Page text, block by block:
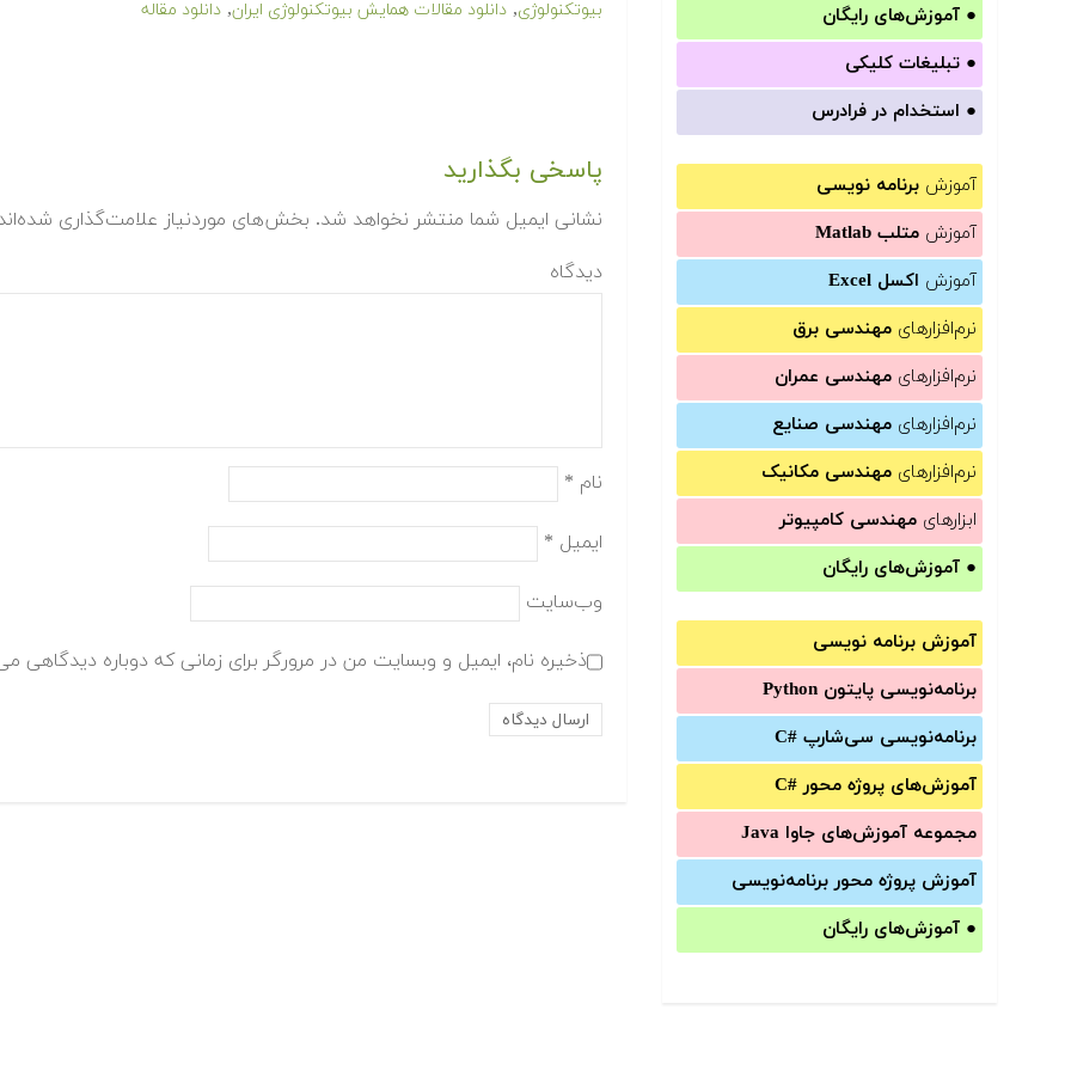
● آموزش‌های رایگان
● تبلیغات کلیکی
● استخدام در فرادرس
آموزش برنامه نویسی
آموزش متلب Matlab
آموزش اکسل Excel
نرم‌افزارهای مهندسی برق
نرم‌افزارهای مهندسی عمران
نرم‌افزارهای مهندسی صنایع
نرم‌افزارهای مهندسی مکانیک
ابزارهای مهندسی کامپیوتر
● آموزش‌های رایگان
آموزش برنامه نویسی
برنامه‌نویسی پایتون Python
برنامه‌‌نویسی سی‌شارپ C#‎
آموزش‌های پروژه محور #C
مجموعه آموزش‌های جاوا Java
آموزش‌ پروژه محور برنامه‌نویسی
● آموزش‌های رایگان
بیوتکنولوژی, دانلود مقالات همایش بیوتکنولوژی ایران, دانلود مقاله
پاسخی بگذارید
نشانی ایمیل شما منتشر نخواهد شد. بخش‌های موردنیاز علامت‌گذاری
دیدگاه
نام *
ایمیل *
وب‌سایت
ذخیره نام، ایمیل و وبسایت من در مرورگر برای زمانی که دوباره دیدگاهی